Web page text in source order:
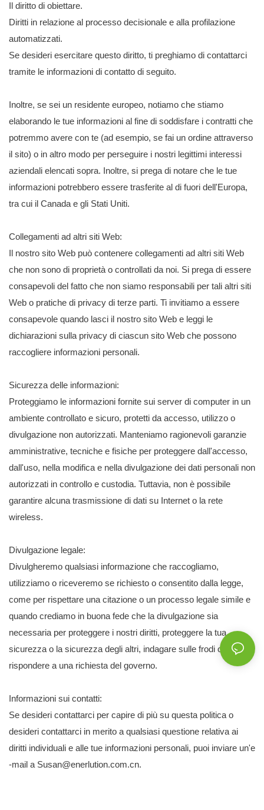
Il diritto di obiettare.
Diritti in relazione al processo decisionale e alla profilazione
automatizzati.
Se desideri esercitare questo diritto, ti preghiamo di contattarci
tramite le informazioni di contatto di seguito.
Inoltre, se sei un residente europeo, notiamo che stiamo
elaborando le tue informazioni al fine di soddisfare i contratti che
potremmo avere con te (ad esempio, se fai un ordine attraverso
il sito) o in altro modo per perseguire i nostri legittimi interessi
aziendali elencati sopra. Inoltre, si prega di notare che le tue
informazioni potrebbero essere trasferite al di fuori dell'Europa,
tra cui il Canada e gli Stati Uniti.
Collegamenti ad altri siti Web:
Il nostro sito Web può contenere collegamenti ad altri siti Web
che non sono di proprietà o controllati da noi. Si prega di essere
consapevoli del fatto che non siamo responsabili per tali altri siti
Web o pratiche di privacy di terze parti. Ti invitiamo a essere
consapevole quando lasci il nostro sito Web e leggi le
dichiarazioni sulla privacy di ciascun sito Web che possono
raccogliere informazioni personali.
Sicurezza delle informazioni:
Proteggiamo le informazioni fornite sui server di computer in un
ambiente controllato e sicuro, protetti da accesso, utilizzo o
divulgazione non autorizzati. Manteniamo ragionevoli garanzie
amministrative, tecniche e fisiche per proteggere dall'accesso,
dall'uso, nella modifica e nella divulgazione dei dati personali non
autorizzati in controllo e custodia. Tuttavia, non è possibile
garantire alcuna trasmissione di dati su Internet o la rete
wireless.
Divulgazione legale:
Divulgheremo qualsiasi informazione che raccogliamo,
utilizziamo o riceveremo se richiesto o consentito dalla legge,
come per rispettare una citazione o un processo legale simile e
quando crediamo in buona fede che la divulgazione sia
necessaria per proteggere i nostri diritti, proteggere la tua
sicurezza o la sicurezza degli altri, indagare sulle frodi o
rispondere a una richiesta del governo.
Informazioni sui contatti:
Se desideri contattarci per capire di più su questa politica o
desideri contattarci in merito a qualsiasi questione relativa ai
diritti individuali e alle tue informazioni personali, puoi inviare un'e
-mail a Susan@enerlution.com.cn.